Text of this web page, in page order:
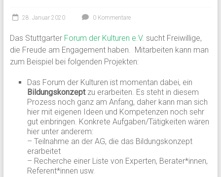
28. Januar 2020 0 Kommentare
Das Stuttgarter Forum der Kulturen e.V. sucht Freiwillige,
die Freude am Engagement haben. Mitarbeiten kann man
zum Beispiel bei folgenden Projekten:
Das Forum der Kulturen ist momentan dabei, ein
Bildungskonzeptzu erarbeiten. Es steht in diesem
Prozess noch ganz am Anfang, daher kann man sich
hier mit eigenen Ideen und Kompetenzen noch sehr
gut einbringen. Konkrete Aufgaben/Tätigkeiten wären
hier unter anderem:
– Teilnahme an der AG, die das Bildungskonzept
erarbeitet
– Recherche einer Liste von Experten, Berater*innen,
Referent*innen usw.